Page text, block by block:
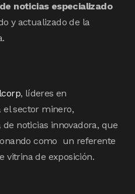
noticias especializado
y actualizado de la
, líderes en
sector minero,
noticias innovadora, que
como un referente
vitrina de exposición.